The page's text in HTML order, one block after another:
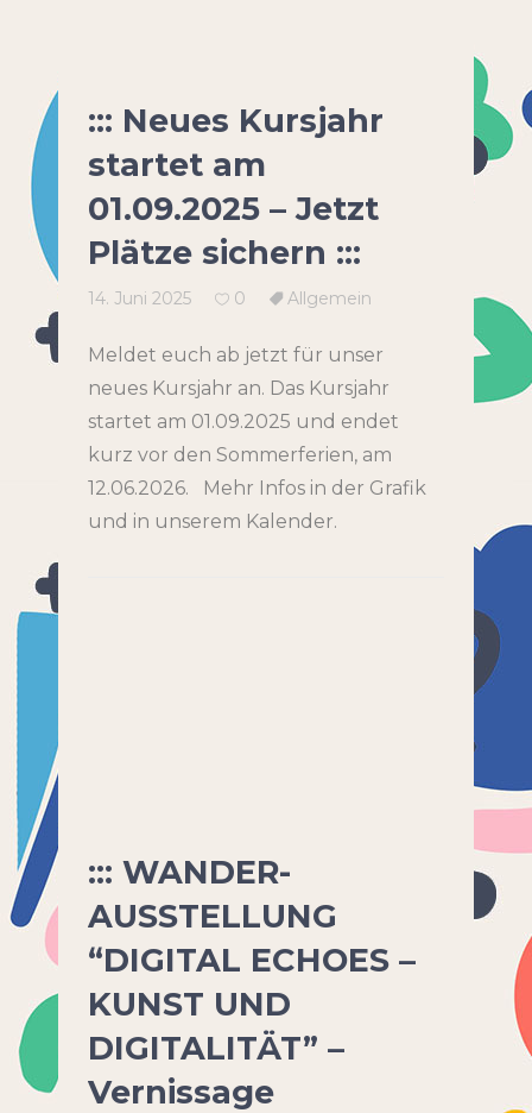
::: Neues Kursjahr
startet am
01.09.2025 – Jetzt
Plätze sichern :::
14. Juni 2025 0 Allgemein
Meldet euch ab jetzt für unser
neues Kursjahr an. Das Kursjahr
startet am 01.09.2025 und endet
kurz vor den Sommerferien, am
12.06.2026. Mehr Infos in der Grafik
und in unserem Kalender.
::: WANDER-
AUSSTELLUNG
“DIGITAL ECHOES –
KUNST UND
DIGITALITÄT” –
Vernissage